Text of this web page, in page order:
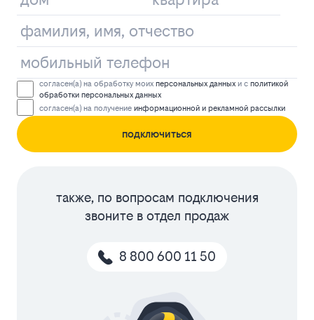
согласен(а) на обработку моих персональных данных и с политикой
обработки персональных данных
согласен(а) на получение информационной и рекламной рассылки
подключиться
также, по вопросам подключения
звоните в отдел продаж
8 800 600 11 50